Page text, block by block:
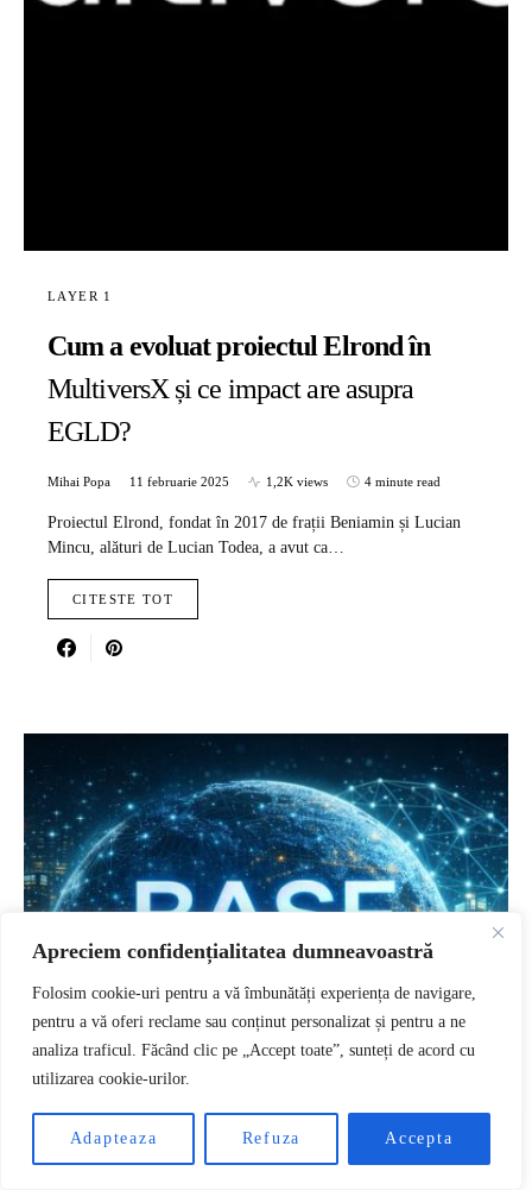
Apreciem confidențialitatea dumneavoastră
Folosim cookie-uri pentru a vă îmbunătăți experiența de navigare,
pentru a vă oferi reclame sau conținut personalizat și pentru a ne
analiza traficul. Făcând clic pe „Accept toate”, sunteți de acord cu
utilizarea cookie-urilor.
Adapteaza Refuza Accepta
LAYER 1
Cum a evoluat proiectul Elrond în
MultiversX și ce impact are asupra
EGLD?
Mihai Popa 11 februarie 2025 1,2K views 4 minute read
Proiectul Elrond, fondat în 2017 de frații Beniamin și Lucian
Mincu, alături de Lucian Todea, a avut ca…
CITESTE TOT
RO